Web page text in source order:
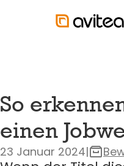
So
einen
23 Januar 2024|